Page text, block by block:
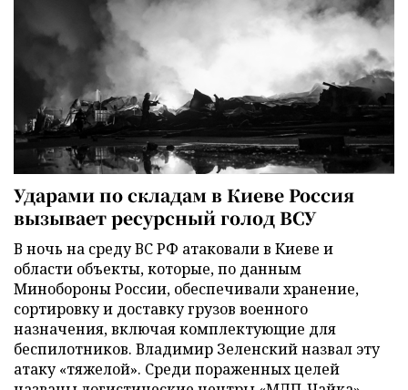
Ударами по складам в Киеве Россия
вызывает ресурсный голод ВСУ
В ночь на среду ВС РФ атаковали в Киеве и
области объекты, которые, по данным
Минобороны России, обеспечивали хранение,
сортировку и доставку грузов военного
назначения, включая комплектующие для
беспилотников. Владимир Зеленский назвал эту
атаку «тяжелой». Среди пораженных целей